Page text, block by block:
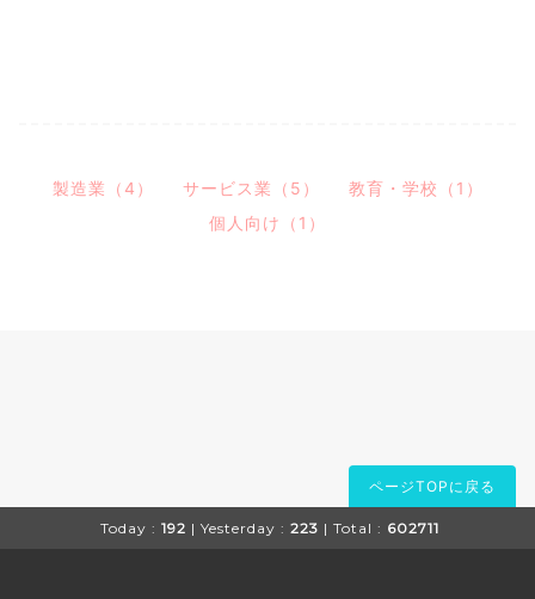
製造業（4） サービス業（5）
教育・学校（1）
個人向け（1）
ページTOPに戻る
Today : 192 | Yesterday : 223 | Total : 602711